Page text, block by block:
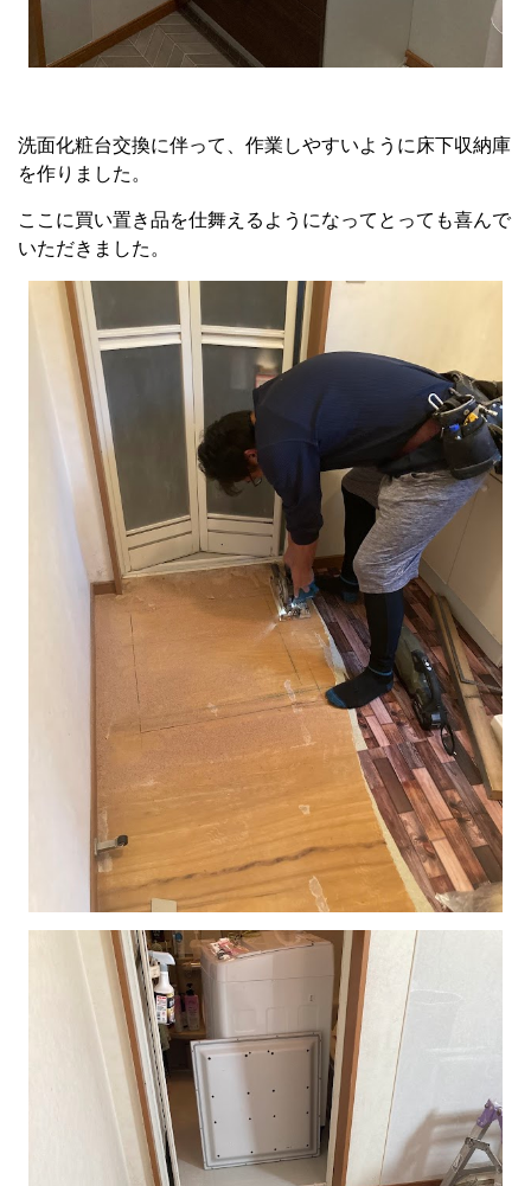
洗面化粧台交換に伴って、作業しやすいように床下収納庫
を作りました。
ここに買い置き品を仕舞えるようになってとっても喜んで
いただきました。